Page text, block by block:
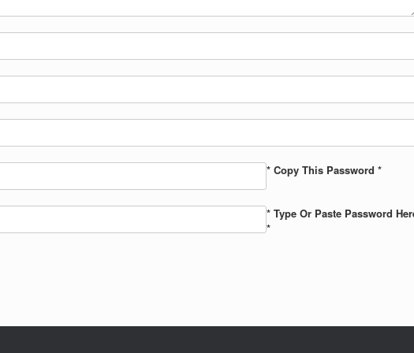
* Copy This Password *
* Type Or Paste Password
*